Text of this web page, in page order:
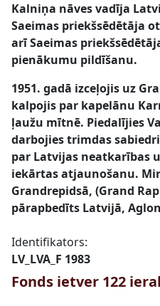
Kalniņa nāves vadīja
Saeimas priekšsēdētāja
arī Saeimas
pienākumu pildīšanu.
1951. gadā izceļojis uz
kalpojis par kapelānu
ļaužu mītnē. Piedalījies
darbojies trimdas
par Latvijas neatkarības
iekārtas atjaunošanu.
Grandrepidsā, (Grand
pārapbedīts Latvijā,
Identifikators:
LV_LVA_F 1983
Fonds ietver 122